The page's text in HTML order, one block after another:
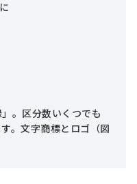
。区分数いくつでも
。文字商標とロゴ（図